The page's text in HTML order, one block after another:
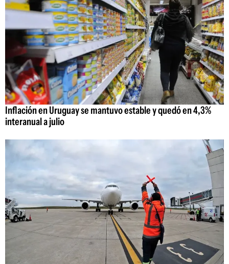
Inflación en Uruguay se mantuvo estable y quedó en 4,3%
interanual a julio